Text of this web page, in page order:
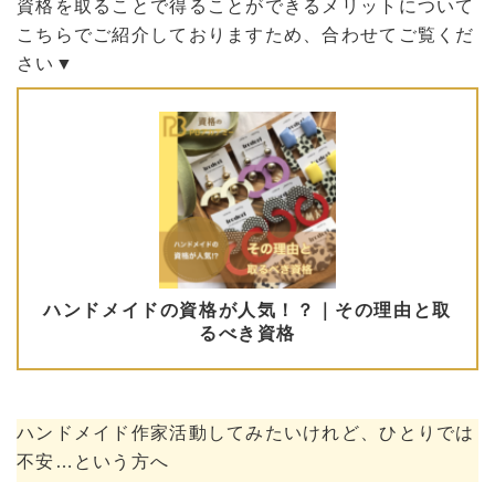
資格を取ることで得ることができるメリットについて
こちらでご紹介しておりますため、合わせてご覧くだ
さい▼
ハンドメイド作家活動してみたいけれど、ひとりでは
不安…という方へ